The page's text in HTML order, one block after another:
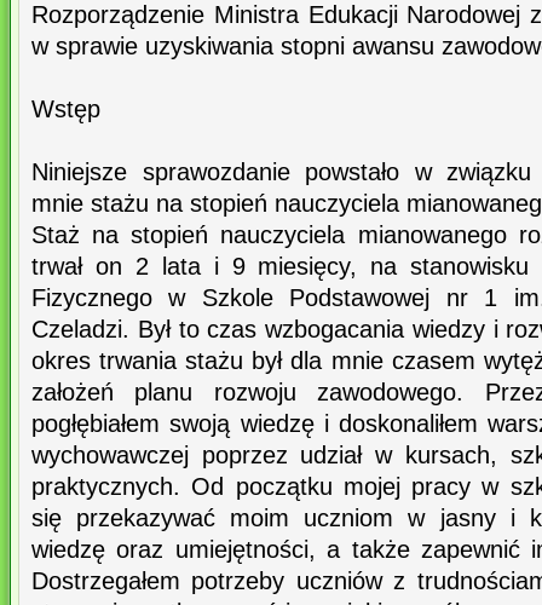
Rozporządzenie Ministra Edukacji Narodowej
w sprawie uzyskiwania stopni awansu
Wstęp
Niniejsze sprawozdanie powstało w
mnie stażu na stopień nauczyciela
Staż na stopień nauczyciela mianowanego
trwał on 2 lata i 9 miesięcy, na stanowisku
Fizycznego w Szkole Podstawowej nr 1
Czeladzi. Był to czas wzbogacania wiedzy i
okres trwania stażu był dla mnie czasem
założeń planu rozwoju zawodowego.
pogłębiałem swoją wiedzę i doskonaliłem
wychowawczej poprzez udział w kursach,
praktycznych. Od początku mojej pracy w
się przekazywać moim uczniom w jasny i
wiedzę oraz umiejętności, a także zapewnić
Dostrzegałem potrzeby uczniów z